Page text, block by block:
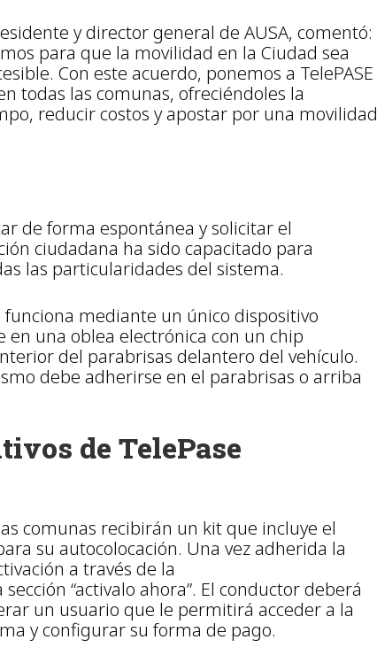
y director general de AUSA, comentó:
para que la movilidad en la Ciudad sea
Con este acuerdo, ponemos a TelePASE
todas las comunas, ofreciéndoles la
reducir costos y apostar por una movilidad
de forma espontánea y solicitar el
ciudadana ha sido capacitado para
las particularidades del sistema.
mediante un único dispositivo
en una oblea electrónica con un chip
del parabrisas delantero del vehículo.
debe adherirse en el parabrisas o arriba
de TelePase
comunas recibirán un kit que incluye el
su autocolocación. Una vez adherida la
a través de la
sección “activalo ahora”. El conductor deberá
un usuario que le permitirá acceder a la
y configurar su forma de pago.